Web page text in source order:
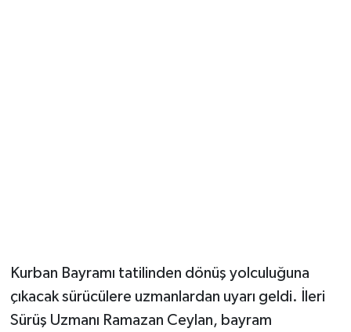
Kurban Bayramı tatilinden dönüş yolculuğuna
çıkacak sürücülere uzmanlardan uyarı geldi. İleri
Sürüş Uzmanı Ramazan Ceylan, bayram